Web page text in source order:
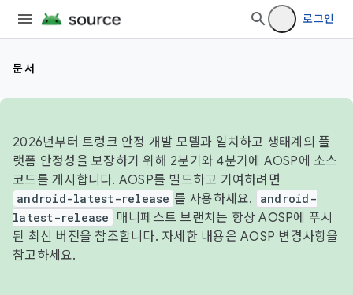
로그인
문서
2026년부터 트렁크 안정 개발 모델과 일치하고 생태계의 플
랫폼 안정성을 보장하기 위해 2분기와 4분기에 AOSP에 소스
코드를 게시합니다. AOSP를 빌드하고 기여하려면
android-latest-release 를 사용하세요.
android-
latest-release
매니페스트 브랜치는 항상 AOSP에 푸시
된 최신 버전을 참조합니다. 자세한 내용은 AOSP 변경사항을
참고하세요.